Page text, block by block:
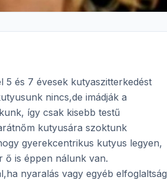
és 7 évesek kutyaszitterkedést
nincs,de imádják a
így csak kisebb testű
kutyusára szoktunk
gyerekcentrikus kutyus legyen,
ő is éppen nálunk van.
nyaralás vagy egyéb elfoglaltság